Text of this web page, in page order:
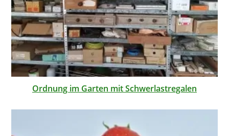
Ordnung im Garten mit Schwerlastregalen